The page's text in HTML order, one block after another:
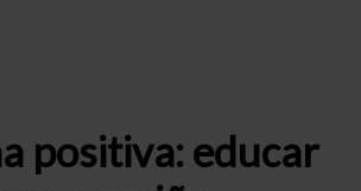
positiva: educar